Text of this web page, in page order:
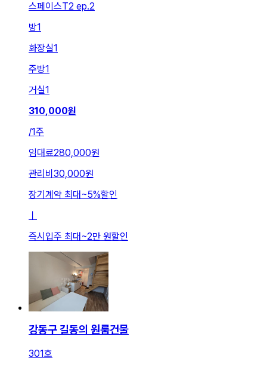
스페이스T2 ep.2
방1
화장실1
주방1
거실1
310,000원
/1주
임대료280,000원
관리비 30,000원
장기계약 최대 ~5%할인
즉시입주 최대 ~2만 원할인
강동구 길동의 원룸건물
301호